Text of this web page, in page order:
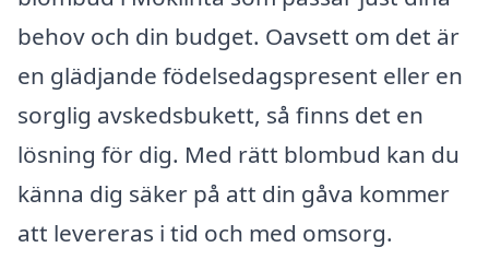
behov och din budget. Oavsett om det är
en glädjande födelsedagspresent eller en
sorglig avskedsbukett, så finns det en
lösning för dig. Med rätt blombud kan du
känna dig säker på att din gåva kommer
att levereras i tid och med omsorg.